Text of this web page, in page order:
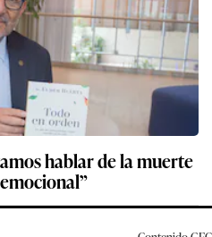
hablar de la muerte